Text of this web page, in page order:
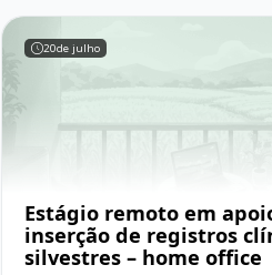
20de julho
Estágio remoto em
inserção de registros
silvestres – home office